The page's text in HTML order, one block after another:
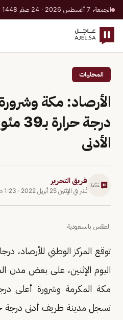
الجمعة، 7 أغسطس 2026 · 24 صفر 1448 هـ
المحليات
الأرصاد: مكة
درجة
الأدنى
فريق التحرير
نُشر في الإثنين 25 أبريل 2022 · 1:23 م
الطقس بالسعودية
توقع المركز الوطني للأرصاد،
اليوم الإثنين، على بعض مدن
تسجل مدينة طريف أدنى درجة حرارة بـ 13